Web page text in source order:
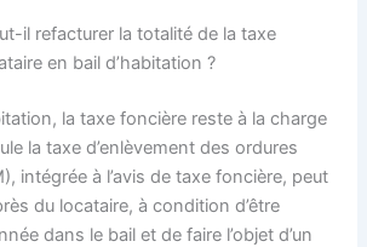
il refacturer la totalité de la taxe
en bail d’habitation ?
la taxe foncière reste à la charge
la taxe d’enlèvement des ordures
intégrée à l’avis de taxe foncière, peut
du locataire, à condition d’être
dans le bail et de faire l’objet d’un